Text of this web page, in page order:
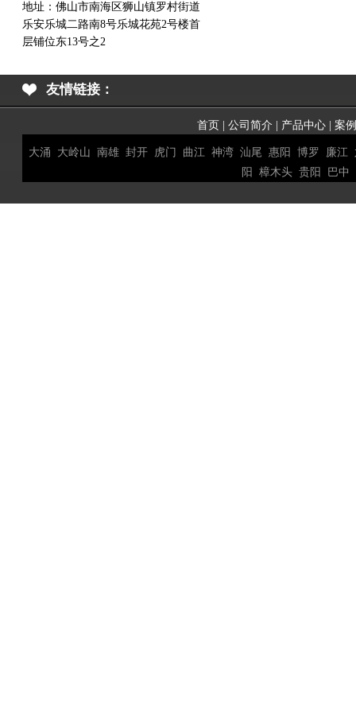
地址： 佛山市南海区狮山镇罗村街道
乐安乐城二路南8号乐城花苑2号楼首
层铺位东13号之2
友情链接：
首页| 公司简介 | 产品中心| 案
大涌 大岭山 南雄 封开 虎门 曲江 神湾 汕尾 惠阳 博罗 廉江
阳 樟木头 贵阳 巴中